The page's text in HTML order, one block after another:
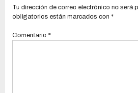
Tu dirección de correo electrónico no será
obligatorios están marcados con *
Comentario *